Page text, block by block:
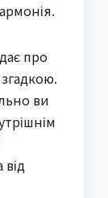
про
ви
від